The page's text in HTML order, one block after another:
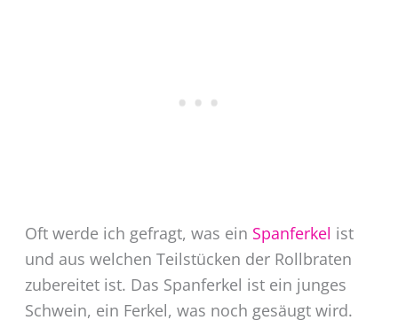
Oft werde ich gefragt, was ein Spanferkel ist
und aus welchen Teilstücken der Rollbraten
zubereitet ist. Das Spanferkel ist ein junges
Schwein, ein Ferkel, was noch gesäugt wird.